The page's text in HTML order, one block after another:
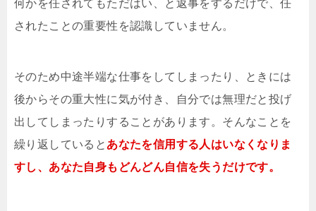
何かを任されてもただはい、と返事をするだけで、任
されたことの重要性を認識していません。
そのため中途半端な仕事をしてしまったり、ときには
後からその重大性に気が付き、自分では無理だと投げ
出してしまったりすることがあります。そんなことを
繰り返していると あなたを信用する人はいなくなりま
すし、あなた自身もどんどん自信を失うだけです。